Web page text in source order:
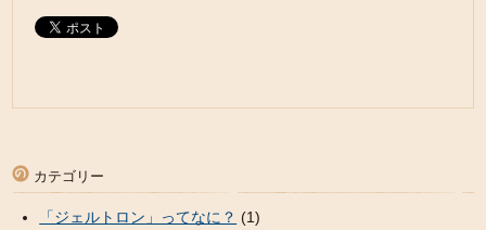
カテゴリー
「ジェルトロン」ってなに？ (1)